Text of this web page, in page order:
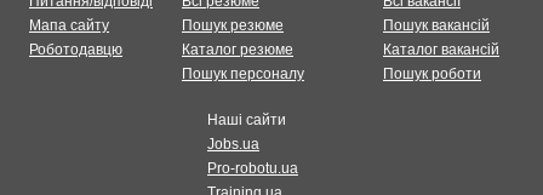
Мапа сайту
Роботодавцю
Пошук резюме
Каталог резюме
Пошук персоналу
Пошук вакансій
Каталог вакансій
Пошук роботи
Наші сайти
Jobs.ua
Pro-robotu.ua